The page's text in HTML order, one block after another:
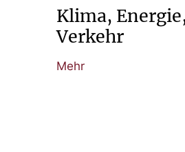
Klima,
Verkehr
Mehr